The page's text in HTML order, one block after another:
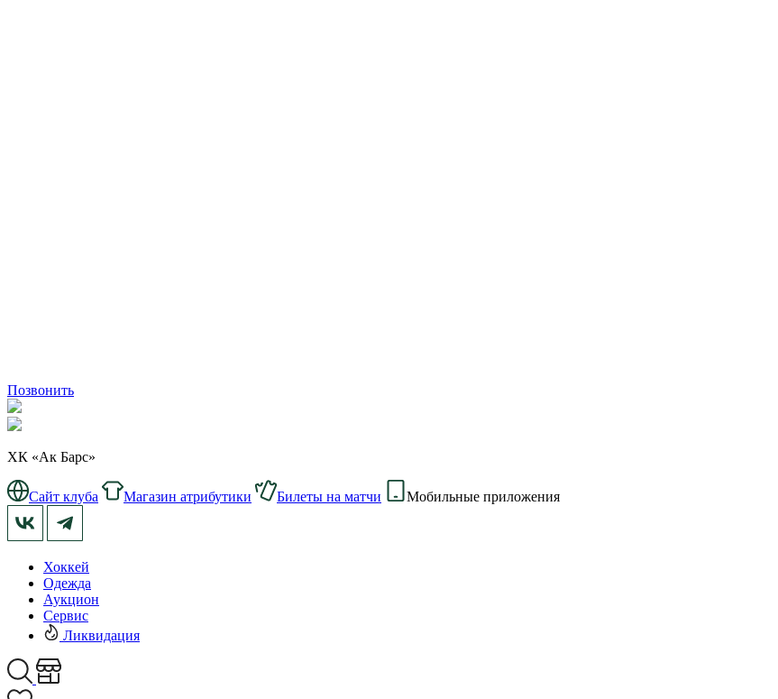
Позвонить
ХК «Ак Барс»
Сайт клуба Магазин атрибутики Билеты на матчи Мобильные приложения
Хоккей
Одежда
Аукцион
Сервис
Ликвидация